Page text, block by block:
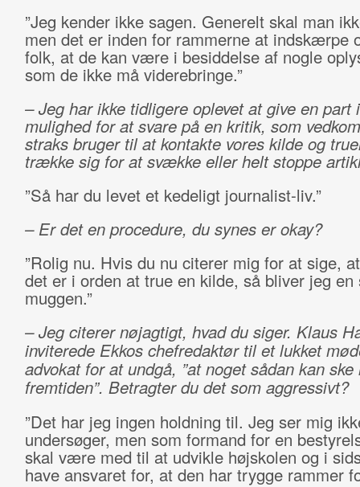
”Jeg kender ikke sagen. Generelt skal man
men det er inden for rammerne at indskærpe
folk, at de kan være i besiddelse af nogle
som de ikke må viderebringe.”
– Jeg har ikke tidligere oplevet at give en part
mulighed for at svare på en kritik, som
straks bruger til at kontakte vores kilde og
trække sig for at svække eller helt stoppe
”Så har du levet et kedeligt journalist-liv.”
– Er det en procedure, du synes er okay?
”Rolig nu. Hvis du nu citerer mig for at sige,
det er i orden at true en kilde, så bliver jeg en
muggen.”
– Jeg citerer nøjagtigt, hvad du siger. Klaus
inviterede Ekkos chefredaktør til et lukket
advokat for at undgå, ”at noget sådan kan ske
fremtiden”. Betragter du det som aggressivt?
”Det har jeg ingen holdning til. Jeg ser mig
undersøger, men som formand for en
skal være med til at udvikle højskolen og i
have ansvaret for, at den har trygge rammer